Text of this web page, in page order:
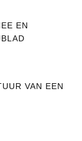
EN
VAN EEN